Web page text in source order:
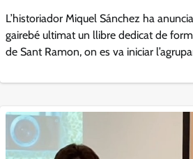
L’historiador Miquel Sánchez ha
gairebé ultimat un llibre dedicat de
de Sant Ramon, on es va iniciar